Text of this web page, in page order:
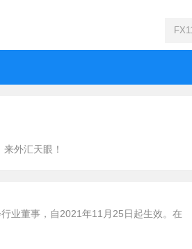
外汇天眼！
业董事，自2021年11月25日起生效。在